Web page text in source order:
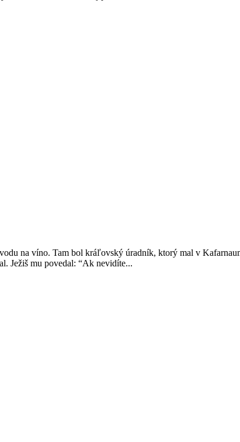
na víno. Tam bol kráľovský úradník, ktorý mal v
Ježiš mu povedal: “Ak nevidíte...